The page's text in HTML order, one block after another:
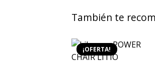
También te
¡OFERTA!